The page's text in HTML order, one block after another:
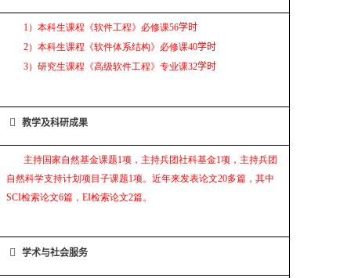
1）本科生课程《软件工程》必修课56学时
2）本科生课程《软件体系结构》必修课40学时
3）研究生课程《高级软件工程》专业课32学时
 教学及科研成果
主持国家自然基金课题1项，主持兵团社科基金1项，主持兵团
自然科学支持计划 项目子课题1项。近年来发表论文20多篇，其中
SCI检索论文6篇， EI检索论文2篇。
 学术与社会服务